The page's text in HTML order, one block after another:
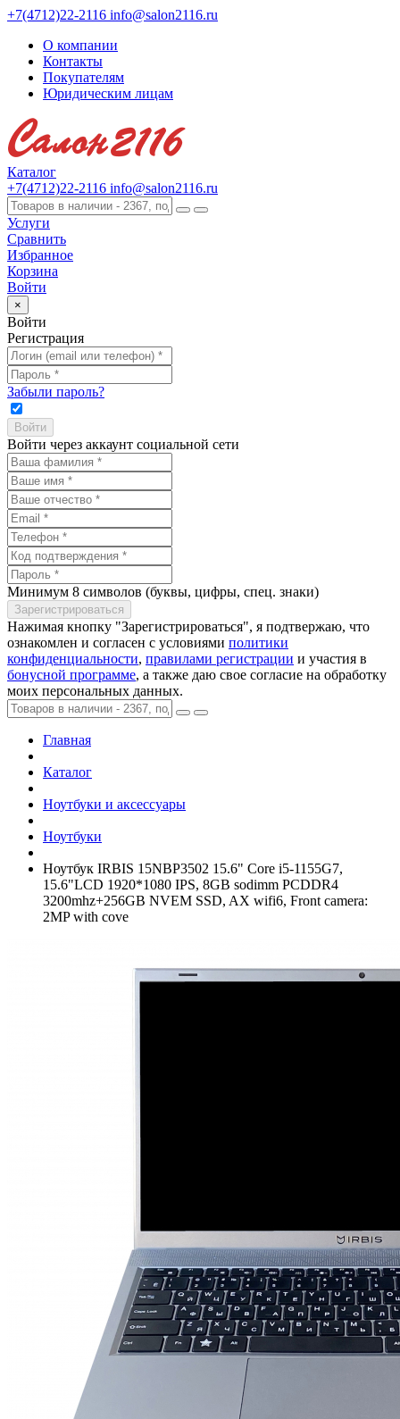
+7(4712)22-2116 info@salon2116.ru
О компании
Контакты
Покупателям
Юридическим лицам
Каталог
+7(4712)22-2116 info@salon2116.ru
Услуги
Сравнить
Избранное
Корзина
Войти
×
Войти
Регистрация
Забыли пароль?
Войти через аккаунт социальной сети
Минимум 8 символов (буквы, цифры, спец. знаки)
Нажимая кнопку "Зарегистрироваться", я подтвержаю, что
ознакомлен и согласен с условиями политики
конфиденциальности, правилами регистрации и участия в
бонусной программе, а также даю свое согласие на обработку
моих персональных данных.
Главная
Каталог
Ноутбуки и аксессуары
Ноутбуки
Ноутбук IRBIS 15NBP3502 15.6" Core i5-1155G7,
15.6"LCD 1920*1080 IPS, 8GB sodimm PCDDR4
3200mhz+­256GB NVEM SSD, AX wifi6, Front camera:
2MP with cove